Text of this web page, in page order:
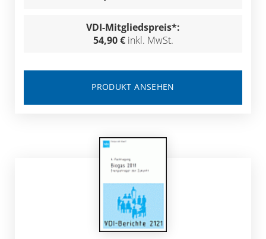
VDI-Mitgliedspreis*:
54,90 € inkl. MwSt.
PRODUKT ANSEHEN